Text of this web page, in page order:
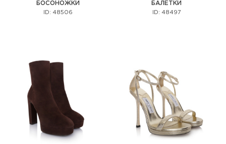
БОСОНОЖКИ
ID: 48506
БАЛЕТКИ
ID: 48497